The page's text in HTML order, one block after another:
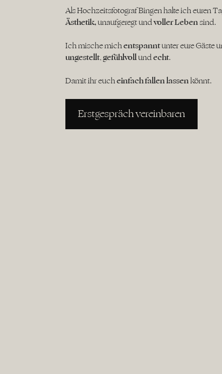
Als Hochzeitsfotograf Bingen halte ich euren
Ästhetik,unaufgeregt undvoller Lebensind.
Ich mische michentspanntunter eure Gäste
ungestellt,gefühlvollundecht.
Damit ihr eucheinfachfallenlassenkönnt.
Erstgespräch vereinbaren